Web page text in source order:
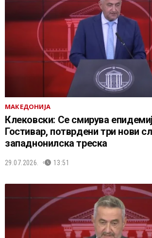
МАКЕДОНИЈА
Клековски: Се смирува
Гостивар, потврдени три нови
западнонилска треска
29.07.2026. 13:51